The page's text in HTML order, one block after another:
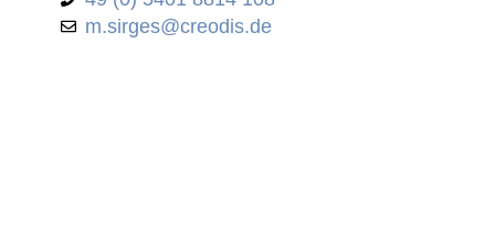
m.sirges@creodis.de